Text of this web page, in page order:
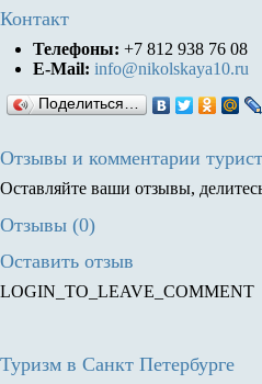
Контакт
Телефоны: +7 812 938 76 08
E-Mail: info@nikolskaya10.ru
Поделиться…
Отзывы и комментарии
Оставляйте ваши отзывы,
Отзывы (0)
Оставить отзыв
LOGIN_TO_LEAVE_COMMENT
Туризм в Санкт Петербурге